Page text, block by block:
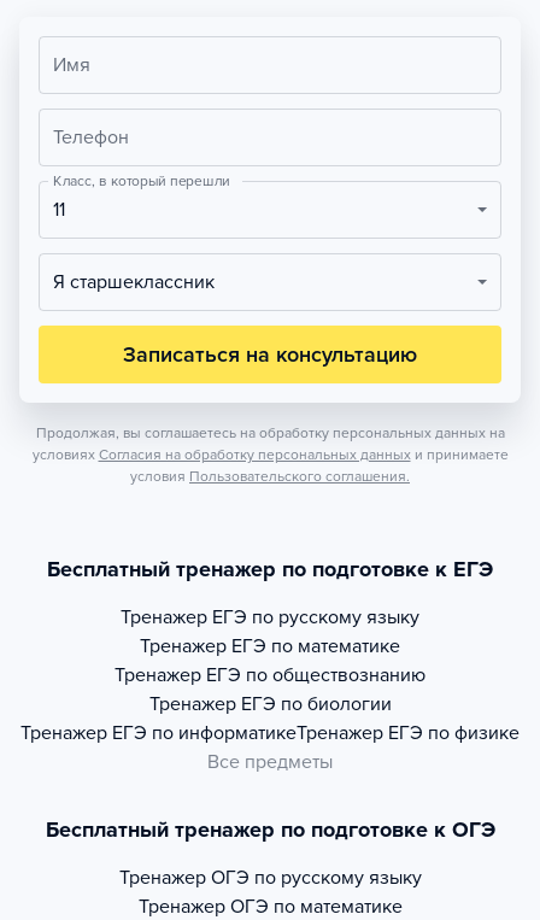
Имя
Телефон
Класс, в который перешли
11
Я старшеклассник
Записаться на консультацию
Продолжая, вы соглашаетесь на обработку персональных данных на
условиях Согласия на обработку персональных данных и принимаете
условия Пользовательского соглашения.
Бесплатный тренажер по подготовке к ЕГЭ
Тренажер ЕГЭ по русскому языку
Тренажер ЕГЭ по математике
Тренажер ЕГЭ по обществознанию
Тренажер ЕГЭ по биологии
Тренажер ЕГЭ по информатикеТренажер ЕГЭ по физике
Все предметы
Бесплатный тренажер по подготовке к ОГЭ
Тренажер ОГЭ по русскому языку
Тренажер ОГЭ по математике